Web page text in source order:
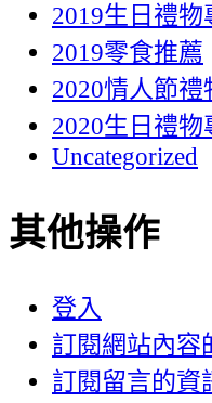
2019生日禮物
2019零食推薦
2020情人節禮
2020生日禮物
Uncategorized
其他操作
登入
訂閱網站內容
訂閱留言的資